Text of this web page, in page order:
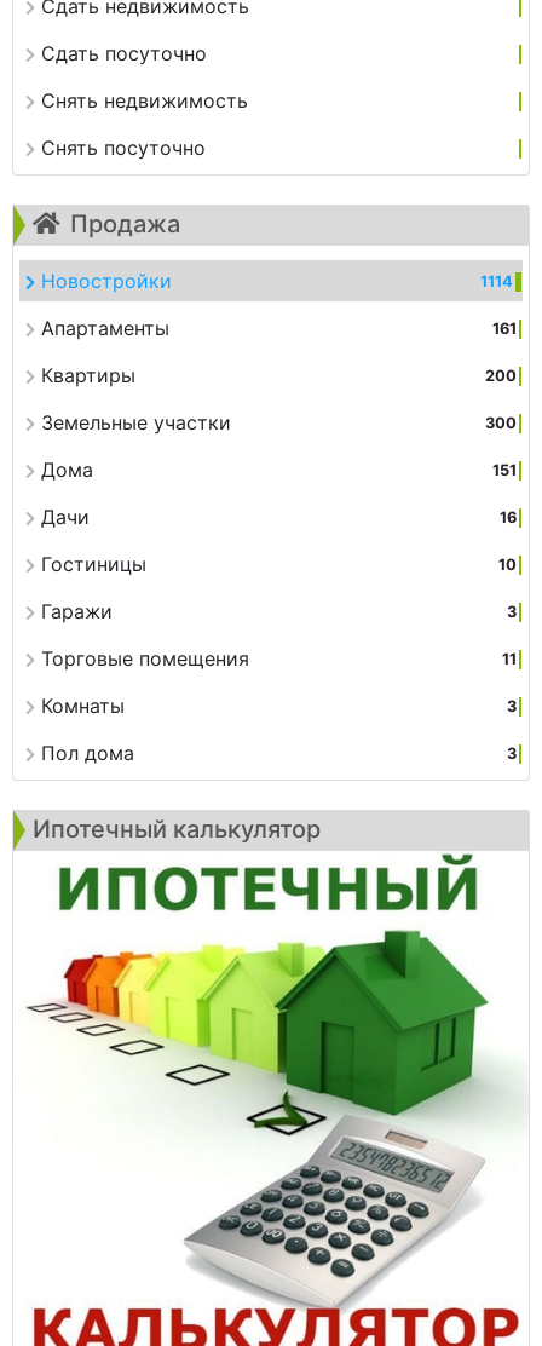
Сдать недвижимость
Сдать посуточно
Снять недвижимость
Снять посуточно
Продажа
Новостройки 1114
Апартаменты 161
Квартиры 200
Земельные участки 300
Дома 151
Дачи 16
Гостиницы 10
Гаражи 3
Торговые помещения 11
Комнаты 3
Пол дома 3
Ипотечный калькулятор